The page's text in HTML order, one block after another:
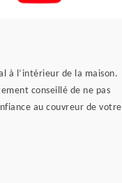
à l’intérieur de la maison.
conseillé de ne pas
au couvreur de votre